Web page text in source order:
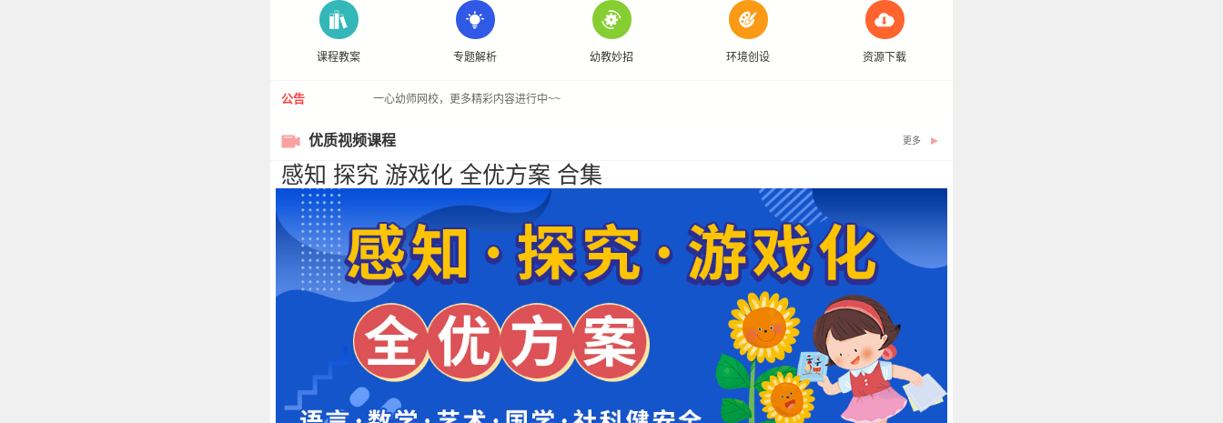
课程教案 专题解析 幼教妙招 环境创设 资源下载
公告 一心幼师网校，更多精彩内容进行中~~
优质视频课程 更多
感知 探究 游戏化 全优方案 合集